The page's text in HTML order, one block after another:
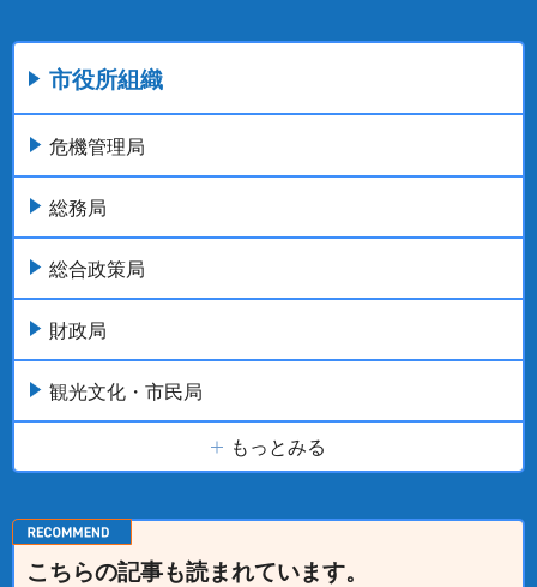
市役所組織
危機管理局
総務局
総合政策局
財政局
観光文化・市民局
もっとみる
こちらの記事も読まれています。